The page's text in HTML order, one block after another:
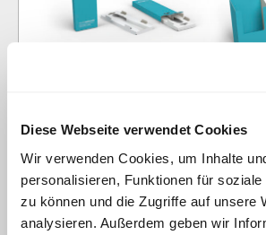
Diese Webseite verwendet Cookies
Wir verwenden Cookies, um Inhalte
personalisieren, Funktionen für soziale
zu können und die Zugriffe auf unsere
analysieren. Außerdem geben wir
Display aus einer Hand.
Zur Leistung